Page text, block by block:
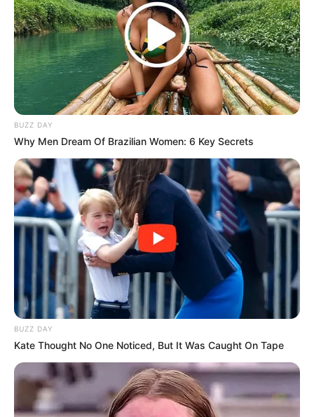
(foto: geekculture)
4. Jika lapar, tak perlu lagi untuk keluar kantor.
Shopee menyediakan makan siang, camilan tengah
hari hingga makan malam
BUZZ DAY
Why Men Dream Of Brazilian Women: 6 Key Secrets
BUZZ DAY
Kate Thought No One Noticed, But It Was Caught On Tape